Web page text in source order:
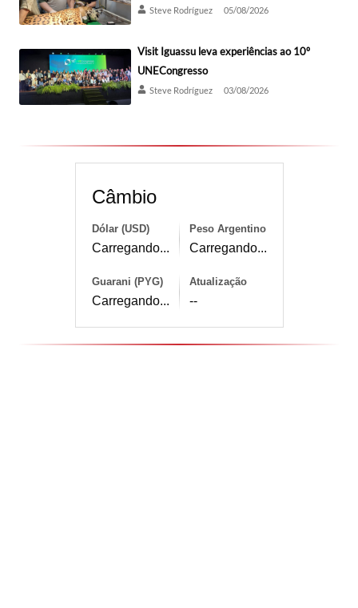
Steve Rodríguez 05/08/2026
Visit Iguassu leva experiências ao 10º
UNECongresso
Steve Rodríguez 03/08/2026
Câmbio
Dólar (USD)
Carregando...
Peso Argentino
Carregando...
Guarani (PYG)
Carregando...
Atualização
--